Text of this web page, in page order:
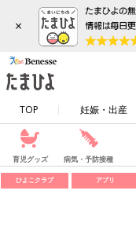
×
TOP 妊娠・出産
育児グッズ 病気・予防接種
ひよこクラブ アプリ